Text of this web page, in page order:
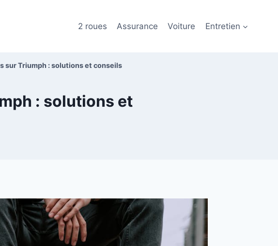
2 roues Assurance Voiture Entretien
sur Triumph : solutions et conseils
: solutions et